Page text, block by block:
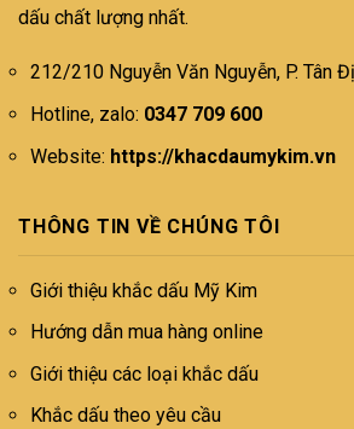
dấu chất lượng nhất.
212/210 Nguyễn Văn Nguyễn, P. Tân
Hotline, zalo: 0347 709 600
Website: https://khacdaumykim.vn
THÔNG TIN VỀ CHÚNG TÔI
Giới thiệu khắc dấu Mỹ Kim
Hướng dẫn mua hàng online
Giới thiệu các loại khắc dấu
Khắc dấu theo yêu cầu